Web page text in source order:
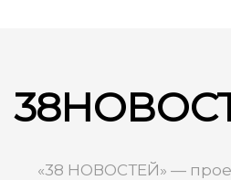
«38 НОВОСТЕЙ» —